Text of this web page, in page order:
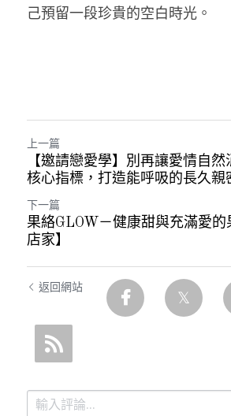
己預留一段珍貴的空白時光。
上一篇
【邀請戀愛學】別再讓愛情自
核心指標，打造能呼吸的長久親
下一篇
果絡GLOW－健康甜與充滿愛的
店家】
返回網站